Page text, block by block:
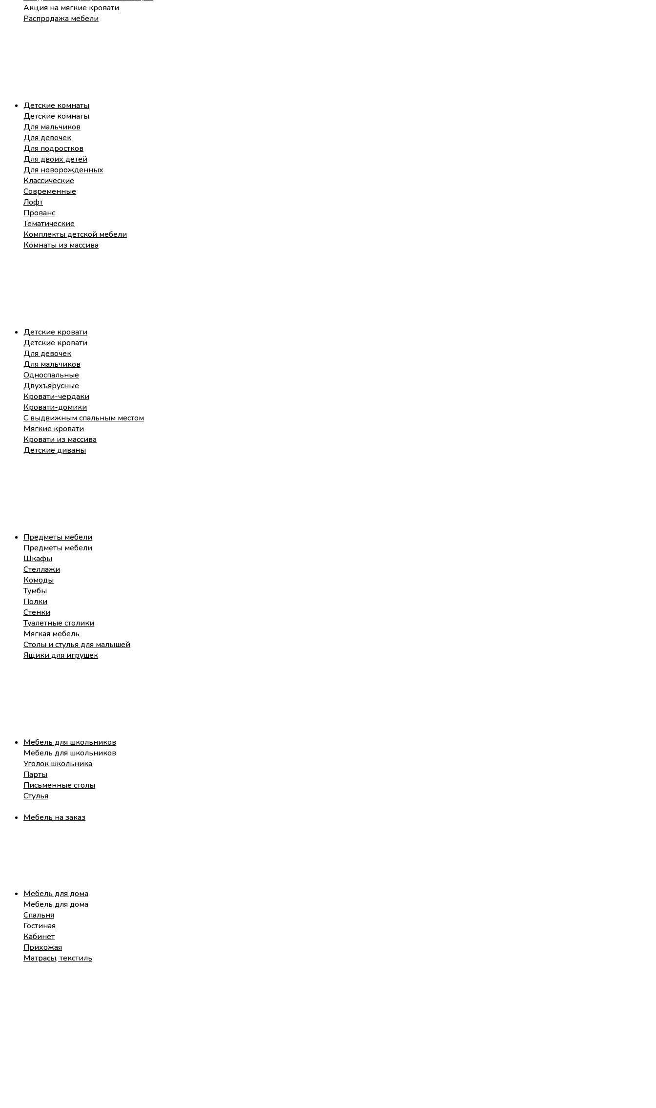
Акция на мягкие кровати
Распродажа мебели
Детские комнаты
Детские комнаты
Для мальчиков
Для девочек
Для подростков
Для двоих детей
Для новорожденных
Классические
Современные
Лофт
Прованс
Тематические
Комплекты детской мебели
Комнаты из массива
Детские кровати
Детские кровати
Для девочек
Для мальчиков
Односпальные
Двухъярусные
Кровати-чердаки
Кровати-домики
С выдвижным спальным местом
Мягкие кровати
Кровати из массива
Детские диваны
Предметы мебели
Предметы мебели
Шкафы
Стеллажи
Комоды
Тумбы
Полки
Стенки
Туалетные столики
Мягкая мебель
Столы и стулья для малышей
Ящики для игрушек
Мебель для школьников
Мебель для школьников
Уголок школьника
Парты
Письменные столы
Стулья
Мебель на заказ
Мебель для дома
Мебель для дома
Спальня
Гостиная
Кабинет
Прихожая
Матрасы, текстиль